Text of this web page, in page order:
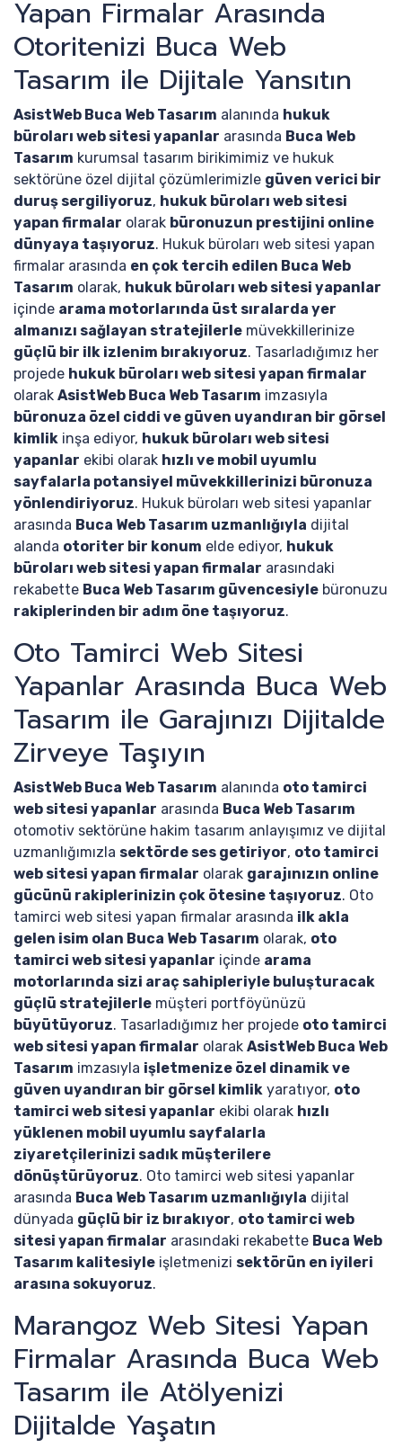
Yapan Firmalar Arasında
Otoritenizi Buca Web
Tasarım ile Dijitale Yansıtın
AsistWeb Buca Web Tasarım alanında hukuk
büroları web sitesi yapanlar arasında Buca Web
Tasarım kurumsal tasarım birikimimiz ve hukuk
sektörüne özel dijital çözümlerimizle güven verici bir
duruş sergiliyoruz, hukuk büroları web sitesi
yapan firmalar olarak büronuzun prestijini online
dünyaya taşıyoruz. Hukuk büroları web sitesi yapan
firmalar arasında en çok tercih edilen Buca Web
Tasarım olarak, hukuk büroları web sitesi yapanlar
içinde arama motorlarında üst sıralarda yer
almanızı sağlayan stratejilerle müvekkillerinize
güçlü bir ilk izlenim bırakıyoruz. Tasarladığımız her
projede hukuk büroları web sitesi yapan firmalar
olarak AsistWeb Buca Web Tasarım imzasıyla
büronuza özel ciddi ve güven uyandıran bir görsel
kimlik inşa ediyor, hukuk büroları web sitesi
yapanlar ekibi olarak hızlı ve mobil uyumlu
sayfalarla potansiyel müvekkillerinizi büronuza
yönlendiriyoruz. Hukuk büroları web sitesi yapanlar
arasında Buca Web Tasarım uzmanlığıyla dijital
alanda otoriter bir konum elde ediyor, hukuk
büroları web sitesi yapan firmalar arasındaki
rekabette Buca Web Tasarım güvencesiyle büronuzu
rakiplerinden bir adım öne taşıyoruz.
Oto Tamirci Web Sitesi
Yapanlar Arasında Buca Web
Tasarım ile Garajınızı Dijitalde
Zirveye Taşıyın
AsistWeb Buca Web Tasarım alanında oto tamirci
web sitesi yapanlar arasında Buca Web Tasarım
otomotiv sektörüne hakim tasarım anlayışımız ve dijital
uzmanlığımızla sektörde ses getiriyor, oto tamirci
web sitesi yapan firmalar olarak garajınızın online
gücünü rakiplerinizin çok ötesine taşıyoruz. Oto
tamirci web sitesi yapan firmalar arasında ilk akla
gelen isim olan Buca Web Tasarım olarak, oto
tamirci web sitesi yapanlar içinde arama
motorlarında sizi araç sahipleriyle buluşturacak
güçlü stratejilerle müşteri portföyünüzü
büyütüyoruz. Tasarladığımız her projede oto tamirci
web sitesi yapan firmalar olarak AsistWeb Buca Web
Tasarım imzasıyla işletmenize özel dinamik ve
güven uyandıran bir görsel kimlik yaratıyor, oto
tamirci web sitesi yapanlar ekibi olarak hızlı
yüklenen mobil uyumlu sayfalarla
ziyaretçilerinizi sadık müşterilere
dönüştürüyoruz. Oto tamirci web sitesi yapanlar
arasında Buca Web Tasarım uzmanlığıyla dijital
dünyada güçlü bir iz bırakıyor, oto tamirci web
sitesi yapan firmalar arasındaki rekabette Buca Web
Tasarım kalitesiyle işletmenizi sektörün en iyileri
arasına sokuyoruz.
Marangoz Web Sitesi Yapan
Firmalar Arasında Buca Web
Tasarım ile Atölyenizi
Dijitalde Yaşatın